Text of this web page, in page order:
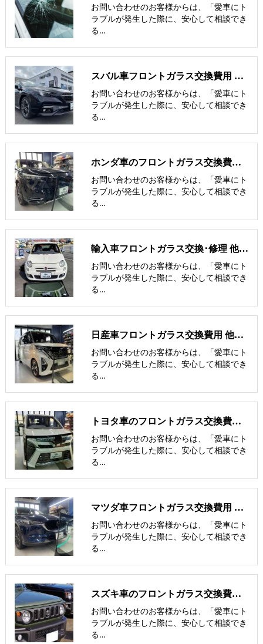
お問い合わせのお客様からは、「愛車にト
ラブルが発生した際に、安心して相談でき
る…
スバル車フロントガラス交換費用 他社との価格比較
お問い合わせのお客様からは、「愛車にト
ラブルが発生した際に、安心して相談でき
る…
ホンダ車のフロントガラス交換費用 他社との価格比較
お問い合わせのお客様からは、「愛車にト
ラブルが発生した際に、安心して相談でき
る…
輸入車フロントガラス交換･修理 他社との価格比較
お問い合わせのお客様からは、「愛車にト
ラブルが発生した際に、安心して相談でき
る…
日産車フロントガラス交換費用 他社との価格比較
お問い合わせのお客様からは、「愛車にト
ラブルが発生した際に、安心して相談でき
る…
トヨタ車のフロントガラス交換費用 他社との価格比較
お問い合わせのお客様からは、「愛車にト
ラブルが発生した際に、安心して相談でき
る…
マツダ車フロントガラス交換費用 他社との価格比較
お問い合わせのお客様からは、「愛車にト
ラブルが発生した際に、安心して相談でき
る…
スズキ車のフロントガラス交換費用 他社との価格比較
お問い合わせのお客様からは、「愛車にト
ラブルが発生した際に、安心して相談でき
る…